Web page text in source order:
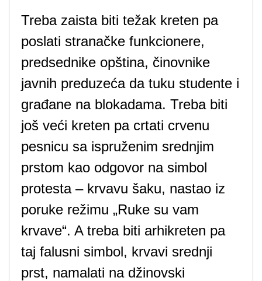
Treba zaista biti težak kreten pa
poslati stranačke funkcionere,
predsednike opština, činovnike
javnih preduzeća da tuku studente i
građane na blokadama. Treba biti
još veći kreten pa crtati crvenu
pesnicu sa ispruženim srednjim
prstom kao odgovor na simbol
protesta – krvavu šaku, nastao iz
poruke režimu „Ruke su vam
krvave“. A treba biti arhikreten pa
taj falusni simbol, krvavi srednji
prst, namalati na džinovski